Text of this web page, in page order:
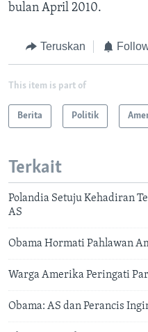
bulan April 2010.
Teruskan
This item is part of
Berita Politik
Terkait
Polandia Setuju Kehadiran
AS
Obama Hormati Pahlawan
Warga Amerika Peringati
Obama: AS dan Perancis